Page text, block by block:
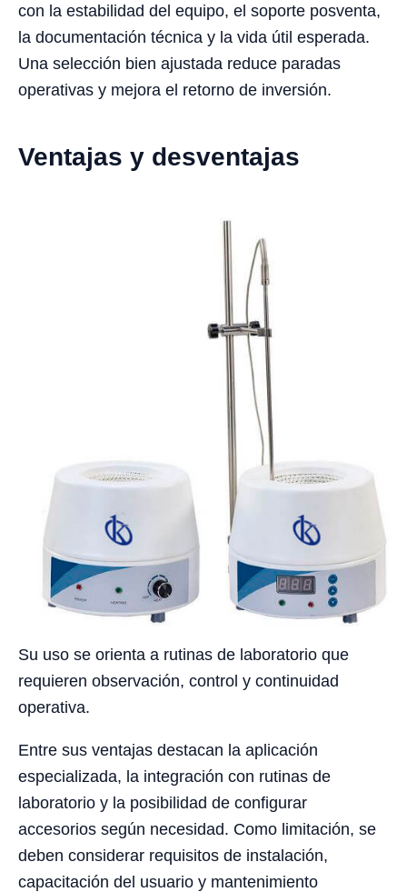
con la estabilidad del equipo, el soporte posventa,
la documentación técnica y la vida útil esperada.
Una selección bien ajustada reduce paradas
operativas y mejora el retorno de inversión.
Ventajas y desventajas
Su uso se orienta a rutinas de laboratorio que
requieren observación, control y continuidad
operativa.
Entre sus ventajas destacan la aplicación
especializada, la integración con rutinas de
laboratorio y la posibilidad de configurar
accesorios según necesidad. Como limitación, se
deben considerar requisitos de instalación,
capacitación del usuario y mantenimiento